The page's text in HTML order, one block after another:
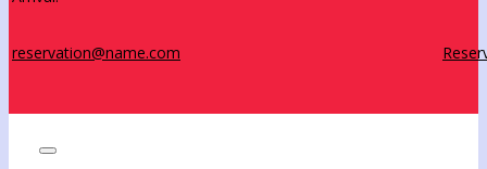
reservation@name.com